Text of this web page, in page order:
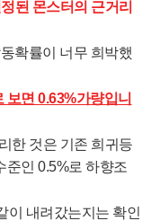
된 몬스터의 근거리
확률이 너무 희박했
보면 0.63%가량입니
한 것은 기존 희귀등
준인 0.5%로 하향조
이 내려갔는지는 확인